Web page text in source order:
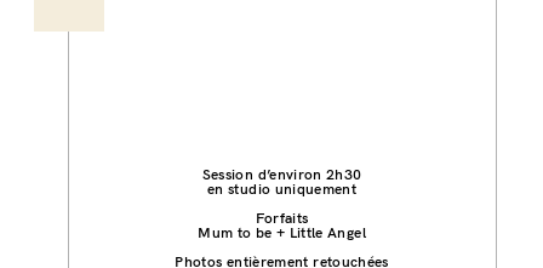
Session d’environ 2h30
en studio uniquement
Forfaits
Mum to be + Little Angel
Photos entièrement retouchées